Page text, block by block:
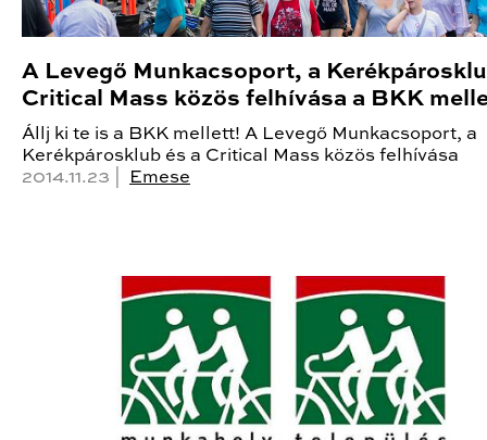
A Levegő Munkacsoport, a
Critical Mass közös felhívása a BKK
Állj ki te is a BKK mellett! A Levegő Munkacsoport, a
Kerékpárosklub és a Critical Mass közös felhívása
2014.11.23 |
Emese